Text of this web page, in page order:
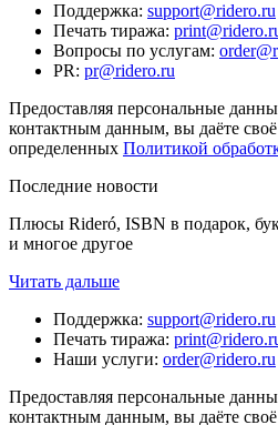
Поддержка: support@ridero.ru
Печать тиража:
Вопросы по услугам:
PR: pr@ridero.ru
Предоставляя персональные
контактным данным, вы даёте своё
определенных Политикой
Последние новости
Плюсы Rideró, ISBN в подарок,
и многое другое
Читать дальше
Поддержка: support@ridero.ru
Печать тиража:
Наши услуги: order@ridero.ru
Предоставляя персональные
контактным данным, вы даёте своё